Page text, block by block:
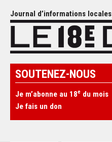
Journal d’informations locales
SOUTENEZ-NOUS
Je m’abonne au 18e du mois
Je fais un don